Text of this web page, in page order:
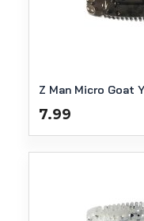
Z Man Micro Goat
7.99